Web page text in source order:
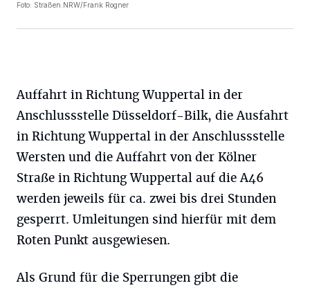
Foto: Straßen.NRW/Frank Rogner
Auffahrt in Richtung Wuppertal in der
Anschlussstelle Düsseldorf-Bilk, die Ausfahrt
in Richtung Wuppertal in der Anschlussstelle
Wersten und die Auffahrt von der Kölner
Straße in Richtung Wuppertal auf die A46
werden jeweils für ca. zwei bis drei Stunden
gesperrt. Umleitungen sind hierfür mit dem
Roten Punkt ausgewiesen.
Als Grund für die Sperrungen gibt die